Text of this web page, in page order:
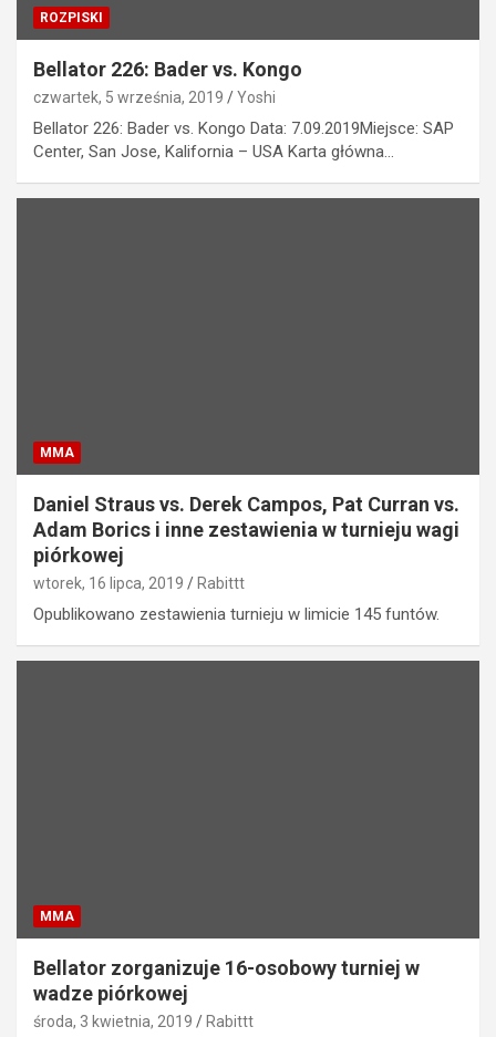
ROZPISKI
Bellator 226: Bader vs. Kongo
czwartek, 5 września, 2019 Yoshi
Bellator 226: Bader vs. Kongo Data: 7.09.2019Miejsce: SAP
Center, San Jose, Kalifornia – USA Karta główna…
MMA
Daniel Straus vs. Derek Campos, Pat Curran vs.
Adam Borics i inne zestawienia w turnieju wagi
piórkowej
wtorek, 16 lipca, 2019 Rabittt
Opublikowano zestawienia turnieju w limicie 145 funtów.
MMA
Bellator zorganizuje 16-osobowy turniej w
wadze piórkowej
środa, 3 kwietnia, 2019 Rabittt